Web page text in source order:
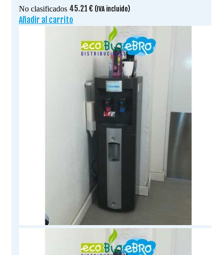
No clasificados 45.21 € (IVA incluido)
Añadir al carrito